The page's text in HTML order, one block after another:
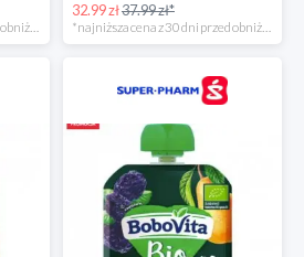
*najniższa cena z 30 dni przed obniżką
32.99 zł37.99 zł*
*najniższa cena z 30 dni przed obniżką